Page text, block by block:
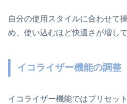
自分の使用スタイルに合わせて
め、使い込むほど快適さが増して
イコライザー機能の調整
イコライザー機能ではプリセッ